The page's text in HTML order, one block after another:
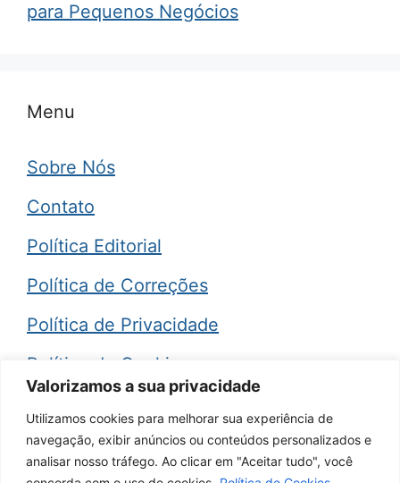
Valorizamos a sua privacidade
Utilizamos cookies para melhorar sua experiência de
navegação, exibir anúncios ou conteúdos personalizados e
analisar nosso tráfego. Ao clicar em "Aceitar tudo", você
para Pequenos Negócios
Menu
Sobre Nós
Contato
Política Editorial
Política de Correções
Política de Privacidade
Política de Cookies
Aviso Legal (Disclaimer)